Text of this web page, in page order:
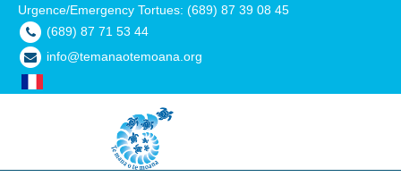
Urgence/Emergency Tortues: (689) 87 39 08 45
(689) 87 71 53 44
info@temanaotemoana.org